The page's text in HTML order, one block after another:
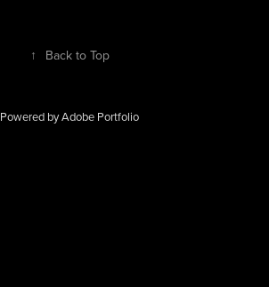
↑ Back to Top
Powered byAdobe Portfolio